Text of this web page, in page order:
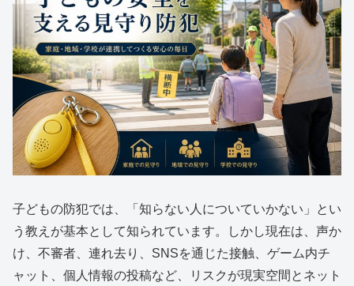
子どもの防犯では、「知らない人についていかない」とい
う教えが基本として知られています。しかし現在は、声か
け、不審者、連れ去り、SNSを通じた接触、ゲーム内チ
ャット、個人情報の投稿など、リスクが現実空間とネット